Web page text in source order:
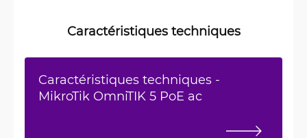
Caractéristiques techniques
Caractéristiques techniques -
MikroTik OmniTIK 5 PoE ac